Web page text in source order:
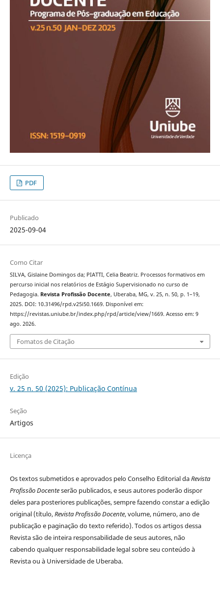
PDF
Publicado
2025-09-04
Como Citar
SILVA, Gislaine Domingos da; PIATTI, Celia Beatriz. Processos formativos em
percurso inicial nos relatórios de Estágio Supervisionado no curso de
Pedagogia. Revista Profissão Docente, Uberaba, MG, v. 25, n. 50, p. 1–19,
2025. DOI: 10.31496/rpd.v25i50.1669. Disponível em:
https://revistas.uniube.br/index.php/rpd/article/view/1669. Acesso em: 9
ago. 2026.
Fomatos de Citação
Edição
v. 25 n. 50 (2025): Publicação Contínua
Seção
Artigos
Licença
Os textos submetidos e aprovados pelo Conselho Editorial daRevista
Profissão Docenteserão publicados, e seus autores poderão dispor
deles para posteriores publicações, sempre fazendo constar a edição
original (título,Revista Profissão Docente, volume, número, ano de
publicação e paginação do texto referido). Todos os artigos dessa
Revista são de inteira responsabilidade de seus autores, não
cabendo qualquer responsabilidade legal sobre seu conteúdo à
Revista ou à Universidade de Uberaba.